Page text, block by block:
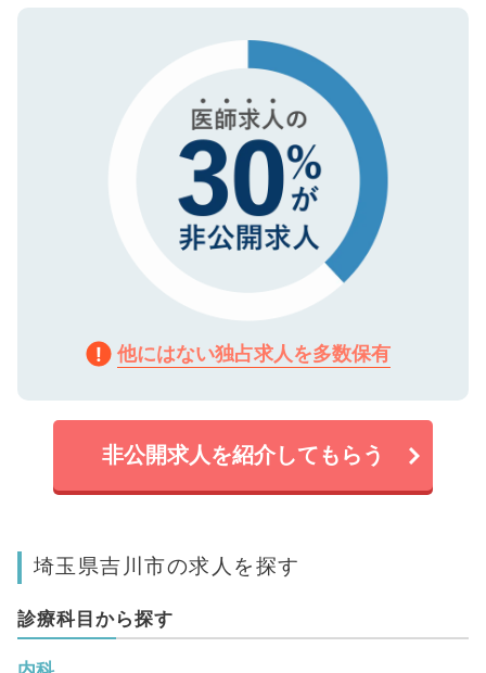
で、機密保持に関してもご安心ください。
ので、まずはご登録ください。
他にはない独占求人を多数保有
非公開求人を紹介してもらう
埼玉県吉川市の求人を探す
診療科目から探す